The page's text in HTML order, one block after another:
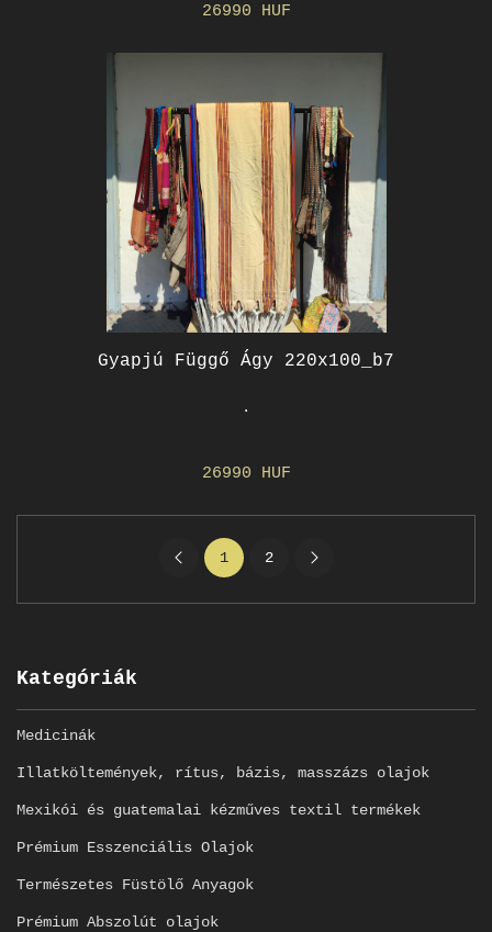
Kategóriák
Medicinák
Illatköltemények, rítus, bázis, masszázs olajok
Mexikói és guatemalai kézműves textil termékek
Prémium Esszenciális Olajok
Természetes Füstölő Anyagok
Prémium Abszolút olajok
26990 HUF
Gyapjú Függő Ágy 220x100_b7
.
26990 HUF
1 2